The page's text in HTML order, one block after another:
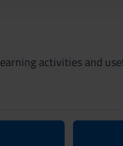
activities and